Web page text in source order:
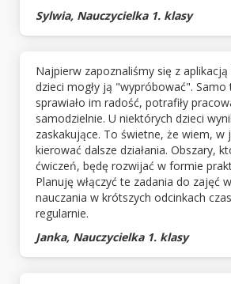
Sylwia, Nauczycielka 1. klasy
Najpierw zapoznaliśmy się z aplikacją
dzieci mogły ją "wypróbować". Samo
sprawiało im radość, potrafiły
samodzielnie. U niektórych dzieci
zaskakujące. To świetne, że wiem, w
kierować dalsze działania. Obszary,
ćwiczeń, będę rozwijać w formie
Planuję włączyć te zadania do zajęć
nauczania w krótszych odcinkach
regularnie.
Janka, Nauczycielka 1. klasy